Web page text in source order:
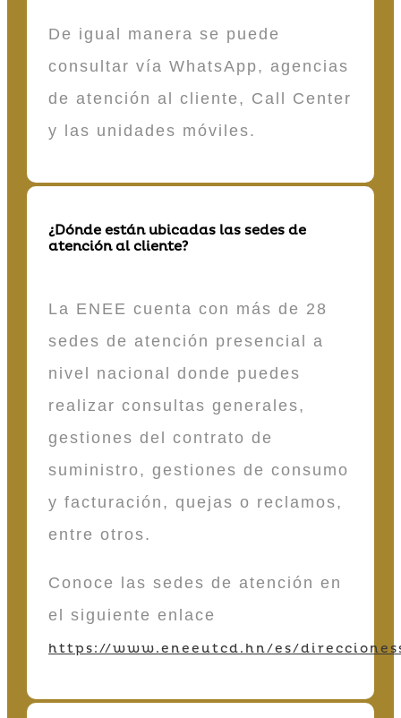
De igual manera se puede
consultar vía WhatsApp, agencias
de atención al cliente, Call Center
y las unidades móviles.
¿Dónde están ubicadas las sedes de
atención al cliente?
La ENEE cuenta con más de 28
sedes de atención presencial a
nivel nacional donde puedes
realizar consultas generales,
gestiones del contrato de
suministro, gestiones de consumo
y facturación, quejas o reclamos,
entre otros.
Conoce las sedes de atención en
el siguiente enlace
https://www.eneeutcd.hn/es/